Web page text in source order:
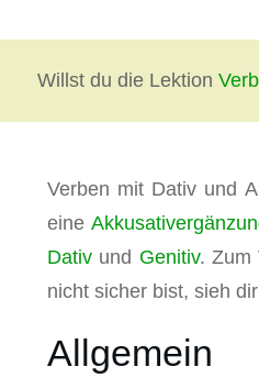
Willst du die Lektion
Verben mit Dativ und
eine
Dativ und Genitiv. Zum
nicht sicher bist, sieh
Allgemein